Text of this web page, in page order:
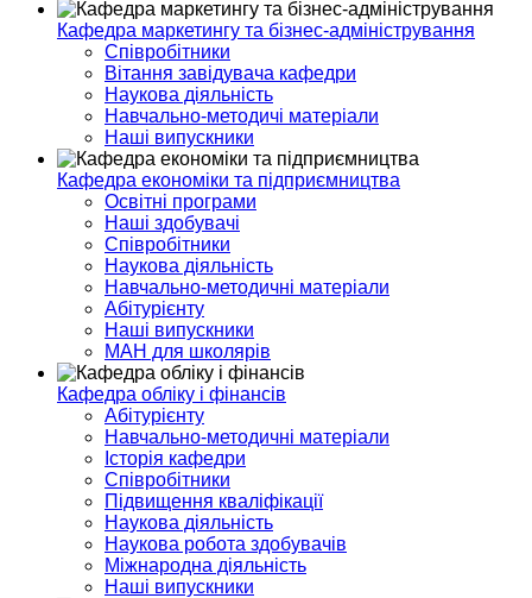
Кафедра маркетингу та бізнес-адміністрування
Співробітники
Вітання завідувача кафедри
Наукова діяльність
Навчально-методичі матеріали
Наші випускники
Кафедра економіки та підприємництва
Освітні програми
Наші здобувачі
Співробітники
Наукова діяльність
Навчально-методичні матеріали
Абітурієнту
Наші випускники
МАН для школярів
Кафедра обліку і фінансів
Абітурієнту
Навчально-методичні матеріали
Історія кафедри
Співробітники
Підвищення кваліфікації
Наукова діяльність
Наукова робота здобувачів
Міжнародна діяльність
Наші випускники